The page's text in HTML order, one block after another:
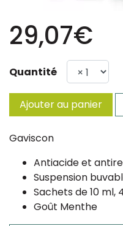
29,07€
Quantité
Ajouter au panier
Gaviscon
Antiacide et
Suspension
Sachets de 10 ml,
Goût Menthe